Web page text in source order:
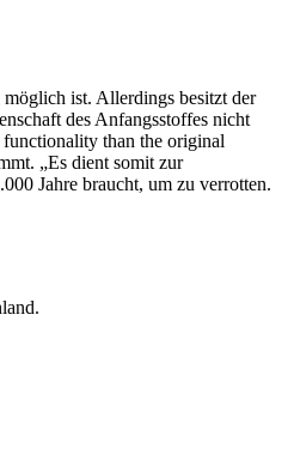
ist. Allerdings besitzt der
des Anfangsstoffes nicht
than the original
„Es dient somit zur
Jahre braucht, um zu verrotten.